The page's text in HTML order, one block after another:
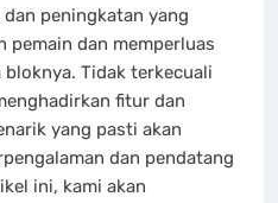
peningkatan yang
pemain dan memperluas
Tidak terkecuali
fitur dan
yang pasti akan
dan pendatang
ini, kami akan